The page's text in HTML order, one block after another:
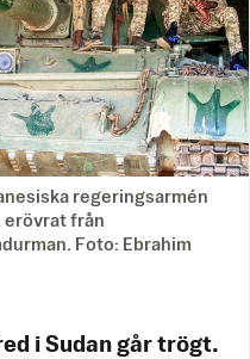
regeringsarmén
erövrat från
Foto: Ebrahim
i Sudan går trögt.